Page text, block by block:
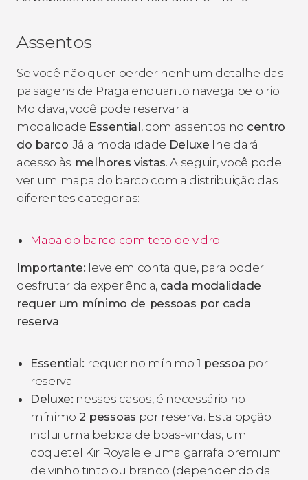
Assentos
Se você não quer perder nenhum detalhe das
paisagens de Praga enquanto navega pelo rio
Moldava, você pode reservar a
modalidade Essential, com assentos no centro
do barco. Já a modalidade Deluxe lhe dará
acesso às melhores vistas. A seguir, você pode
ver um mapa do barco com a distribuição das
diferentes categorias:
Mapa do barco com teto de vidro.
Importante: leve em conta que, para poder
desfrutar da experiência, cada modalidade
requer um mínimo de pessoas por cada
reserva:
Essential: requer no mínimo1 pessoa por
reserva.
Deluxe: nesses casos, é necessário no
mínimo 2 pessoas por reserva. Esta opção
inclui uma bebida de boas-vindas, um
coquetel Kir Royale e uma garrafa premium
de vinho tinto ou branco (dependendo da